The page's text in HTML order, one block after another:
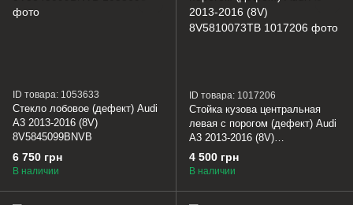
ID товара: 1053633
Стекло лобовое (дефект) Audi
A3 2013-2016 (8V)
8V5845099BNVB
6 750 грн
В наличии
ID товара: 1017206
Стойка кузова центральная
левая с порогом (дефект) Audi
A3 2013-2016 (8V)
8V5810073TB
4 500 грн
В наличии